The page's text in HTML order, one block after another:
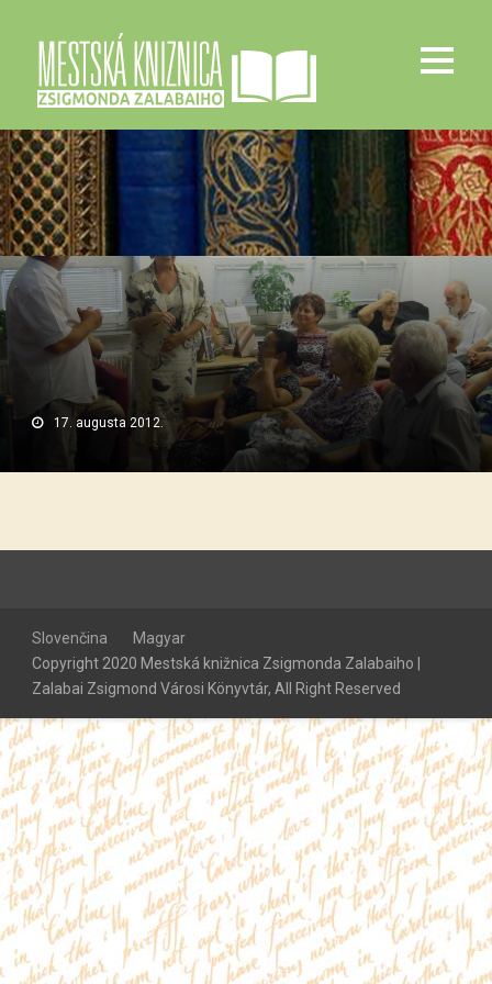
17. augusta 2012.
Slovenčina
Magyar
Copyright 2020 Mestská knižnica Zsigmonda Zalabaiho |
Zalabai Zsigmond Városi Könyvtár, All Right Reserved